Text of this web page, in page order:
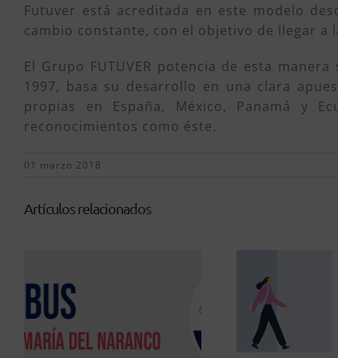
Futuver está acreditada en este modelo
cambio constante, con el objetivo de llegar a
El Grupo FUTUVER potencia de esta
1997, basa su desarrollo en una clara
propias en España, México, Panamá y
reconocimientos como éste.
01 marzo 2018
Artículos relacionados